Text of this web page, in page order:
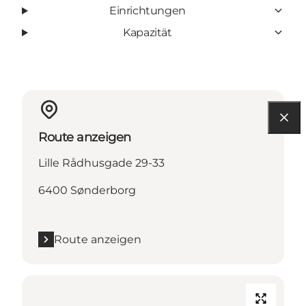
Einrichtungen
Kapazität
Route anzeigen
Lille Rådhusgade 29-33
6400 Sønderborg
Route anzeigen